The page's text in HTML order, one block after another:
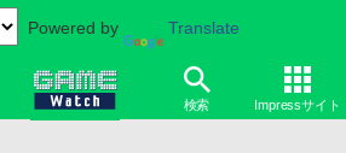
Powered by Translate
検索 Impressサイト